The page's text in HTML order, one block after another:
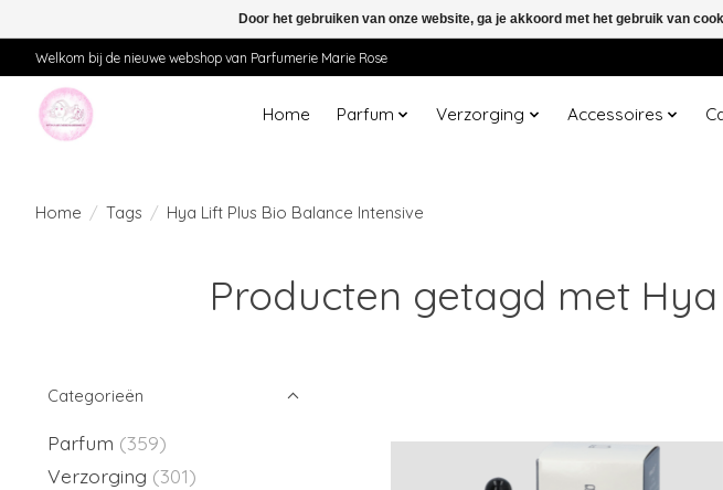
Welkom bij de nieuwe webshop van Parfumerie Marie Rose
Home Parfum Verzorging Accessoires
Home / Tags / Hya Lift Plus Bio Balance Intensive
Producten getagd met
Categorieën
Parfum (359)
Verzorging (301)
Door het gebruiken van onze website, ga je akkoord met het gebruik van